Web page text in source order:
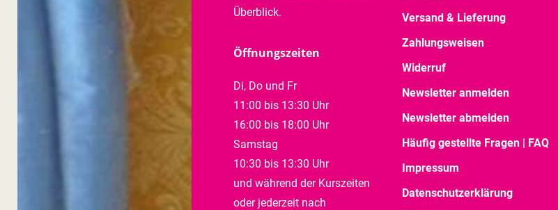
Überblick.
Öffnungszeiten
Di, Do und Fr
11:00 bis 13:30 Uhr
16:00 bis 18:00 Uhr
Samstag
10:30 bis 13:30 Uhr
und während der Kurszeiten
oder jederzeit nach
Versand & Lieferung
Zahlungsweisen
Widerruf
Newsletter anmelden
Newsletter abmelden
Häufig gestellte Fragen | FAQ
Impressum
Datenschutzerklärung